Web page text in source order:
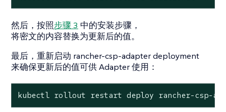
然后，按照步骤 3 中的安装步骤，
将密文的内容替换为更新后的值。
最后，重新启动 rancher-csp-adapter deployment
来确保更新后的值可供 Adapter 使用：
kubectl rollout restart deploy rancher-csp-